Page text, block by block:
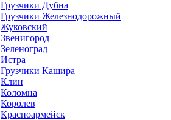
Грузчики Дубна
Грузчики Железнодорожный
Жуковский
Звенигород
Зеленоград
Истра
Грузчики Кашира
Клин
Коломна
Королев
Красноармейск